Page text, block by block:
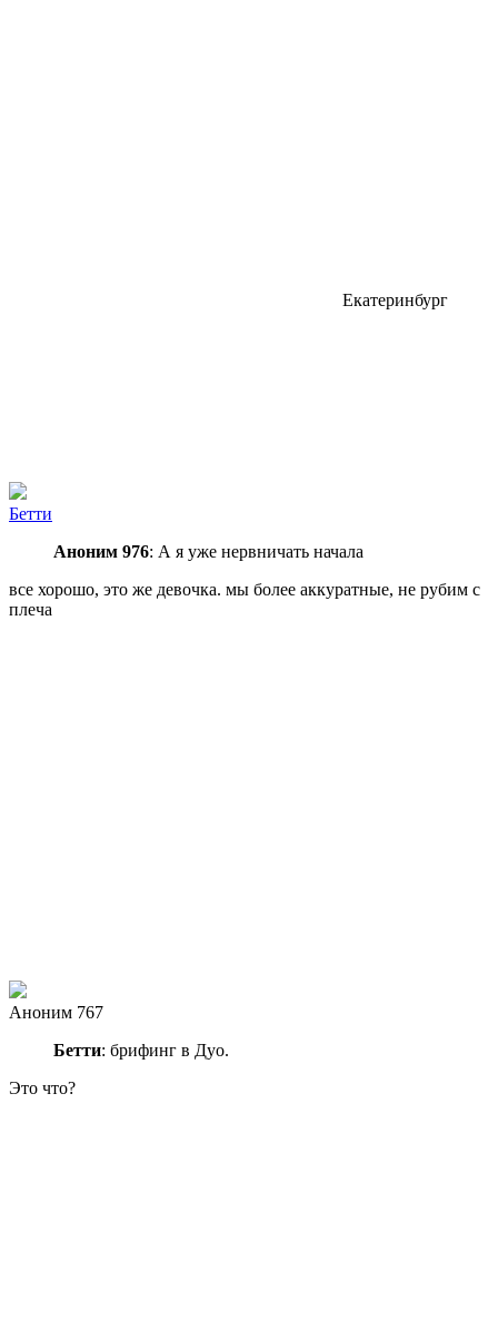
Екатеринбург
Бeтти
Аноним 976: А я уже нервничать начала
все хорошо, это же девочка. мы более аккуратные, не рубим с
плеча
Аноним 767
Бeтти: брифинг в Дуо.
Это что?